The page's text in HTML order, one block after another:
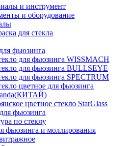
и инструмент
и оборудование
для стекла
фьюзинга
для фьюзинга WISSMACH
для фьюзинга BULLSEYE
для фьюзинга SPECTRUM
цветное для фьюзинга
цветное стекло StarGlass
фьюзинга
по стеклу
фьюзинга и моллирования